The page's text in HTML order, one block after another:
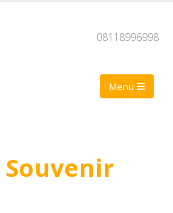
08118996998